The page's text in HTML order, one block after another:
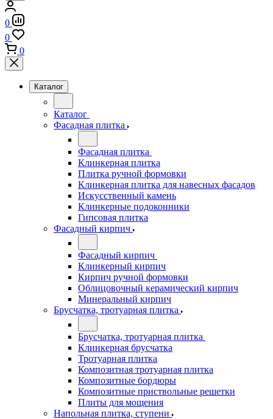
0
0
0
Каталог
Каталог
Фасадная плитка
Фасадная плитка
Клинкерная плитка
Плитка ручной формовки
Клинкерная плитка для навесных фасадов
Искусственный камень
Клинкерные подоконники
Гипсовая плитка
Фасадный кирпич
Фасадный кирпич
Клинкерный кирпич
Кирпич ручной формовки
Облицовочный керамический кирпич
Минеральный кирпич
Брусчатка, тротуарная плитка
Брусчатка, тротуарная плитка
Клинкерная брусчатка
Тротуарная плитка
Композитная тротуарная плитка
Композитные бордюры
Композитные приствольные решетки
Плиты для мощения
Напольная плитка, ступени